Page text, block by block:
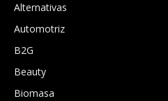
Alternativas
Automotriz
B2G
Beauty
Biomasa